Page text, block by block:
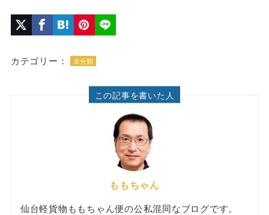
カテゴリー： 未分類
この記事を書いた人
ももちゃん
仙台軽貨物ももちゃん便の公私混同なブログです。